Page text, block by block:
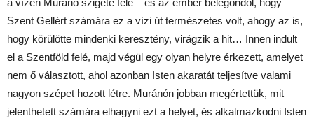
a vízen Muránó szigete felé – és az ember belegondol, hogy
Szent Gellért számára ez a vízi út természetes volt, ahogy az is,
hogy körülötte mindenki keresztény, virágzik a hit… Innen indult
el a Szentföld felé, majd végül egy olyan helyre érkezett, amelyet
nem ő választott, ahol azonban Isten akaratát teljesítve valami
nagyon szépet hozott létre. Muránón jobban megértettük, mit
jelenthetett számára elhagyni ezt a helyet, és alkalmazkodni Isten